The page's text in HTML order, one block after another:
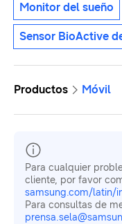
Monitor del sueño
Sensor BioActive
Productos Móvil
Para cualquier
cliente, por favor
samsung.com/latin/
Para consultas de